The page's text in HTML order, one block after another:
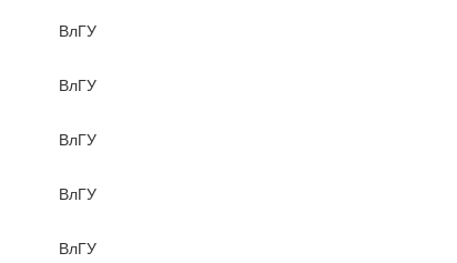
ВлГУ
ВлГУ
ВлГУ
ВлГУ
ВлГУ